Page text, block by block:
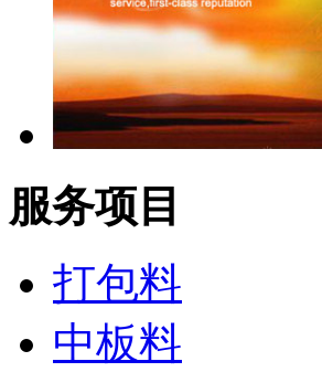
服务项目
打包料
中板料